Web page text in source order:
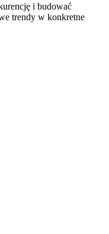
i budować
trendy w konkretne